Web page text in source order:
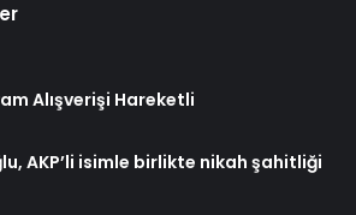
Alışverişi Hareketli
AKP’li isimle birlikte nikah şahitliği